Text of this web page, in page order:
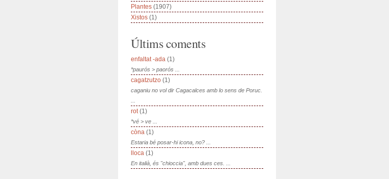
Plantes (1907)
Xistos (1)
Últims coments
enfaltat -ada (1)
*paurós > paorós ...
cagatzutzo (1)
caganiu no vol dir Cagacalces amb lo sens de Poruc.
rot(1)
*vé > ve ...
còna (1)
Estaria bé posar-hi icona, no? ...
lloca (1)
En italià, és "chioccia", amb dues ces. ...